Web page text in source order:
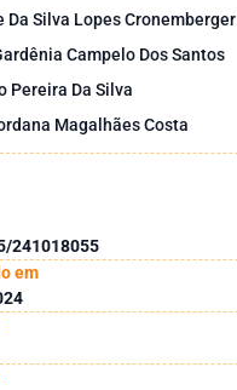
Da Silva Lopes Cronemberger
Campelo Dos Santos
Pereira Da Silva
Magalhães Costa
241018055
em